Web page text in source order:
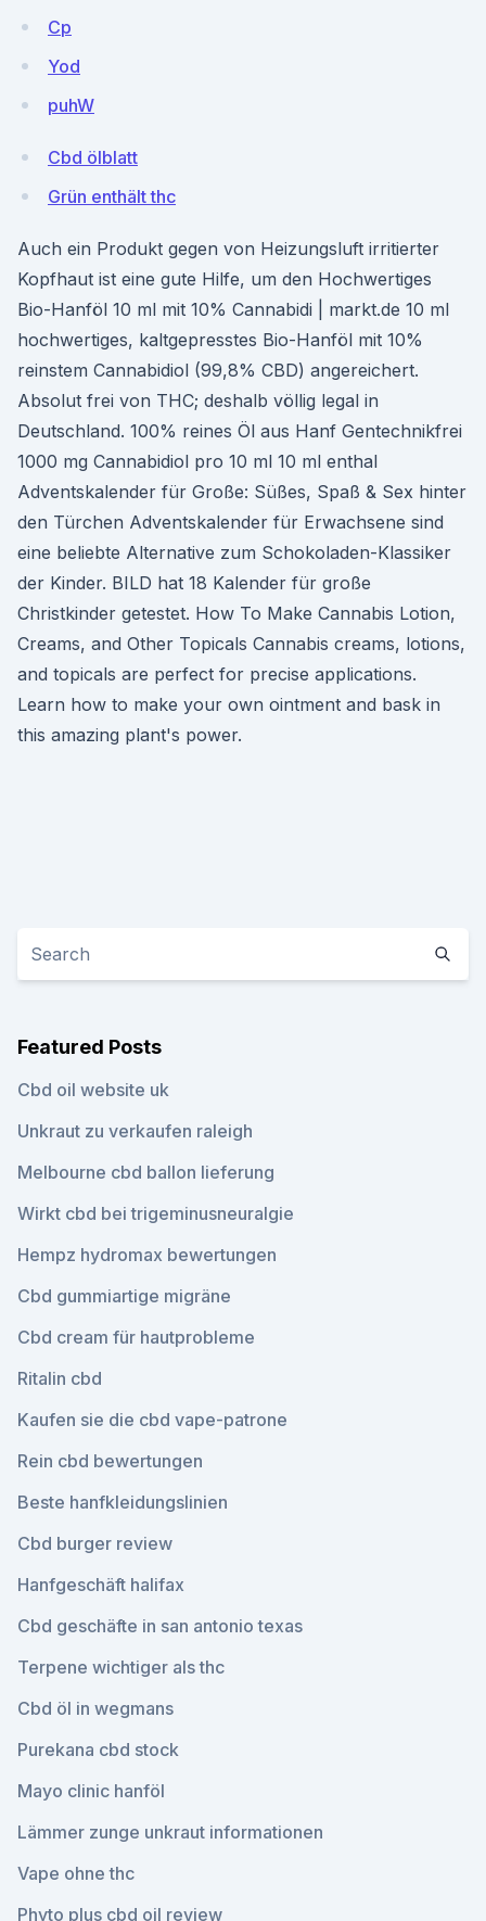
Cp
Yod
puhW
Cbd ölblatt
Grün enthält thc
Auch ein Produkt gegen von Heizungsluft irritierter
Kopfhaut ist eine gute Hilfe, um den Hochwertiges
Bio-Hanföl 10 ml mit 10% Cannabidi | markt.de 10 ml
hochwertiges, kaltgepresstes Bio-Hanföl mit 10%
reinstem Cannabidiol (99,8% CBD) angereichert.
Absolut frei von THC; deshalb völlig legal in
Deutschland. 100% reines Öl aus Hanf Gentechnikfrei
1000 mg Cannabidiol pro 10 ml 10 ml enthal
Adventskalender für Große: Süßes, Spaß & Sex hinter
den Türchen Adventskalender für Erwachsene sind
eine beliebte Alternative zum Schokoladen-Klassiker
der Kinder. BILD hat 18 Kalender für große
Christkinder getestet. How To Make Cannabis Lotion,
Creams, and Other Topicals Cannabis creams, lotions,
and topicals are perfect for precise applications.
Learn how to make your own ointment and bask in
this amazing plant's power.
Featured Posts
Cbd oil website uk
Unkraut zu verkaufen raleigh
Melbourne cbd ballon lieferung
Wirkt cbd bei trigeminusneuralgie
Hempz hydromax bewertungen
Cbd gummiartige migräne
Cbd cream für hautprobleme
Ritalin cbd
Kaufen sie die cbd vape-patrone
Rein cbd bewertungen
Beste hanfkleidungslinien
Cbd burger review
Hanfgeschäft halifax
Cbd geschäfte in san antonio texas
Terpene wichtiger als thc
Cbd öl in wegmans
Purekana cbd stock
Mayo clinic hanföl
Lämmer zunge unkraut informationen
Vape ohne thc
Phyto plus cbd oil review